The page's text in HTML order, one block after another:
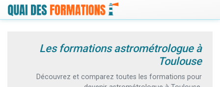
Les formations astrométrologue à
Toulouse
Découvrez et comparez toutes les formations pour